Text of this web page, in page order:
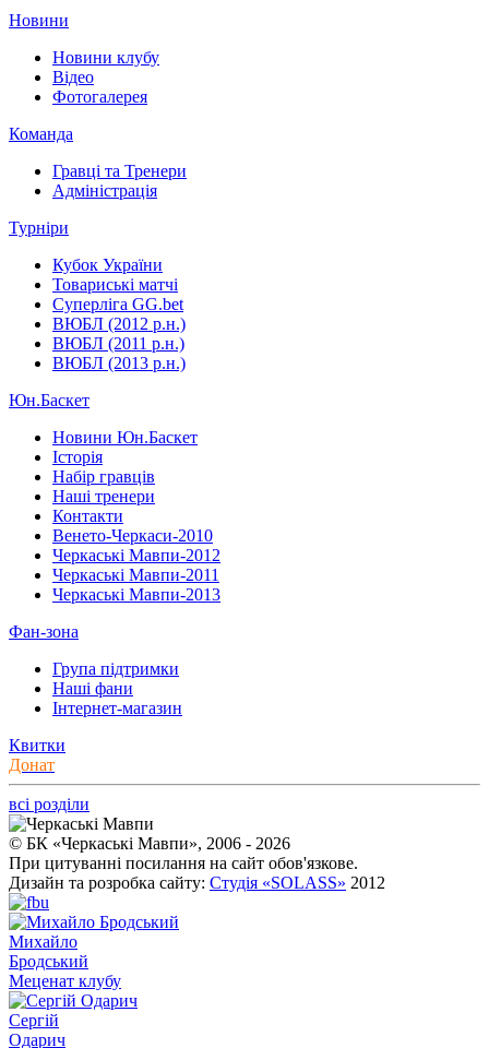
Новини
Новини клубу
Відео
Фотогалерея
Команда
Гравці та Тренери
Адміністрація
Турніри
Кубок України
Товариські матчі
Суперліга GG.bet
ВЮБЛ (2012 р.н.)
ВЮБЛ (2011 р.н.)
ВЮБЛ (2013 р.н.)
Юн.Баскет
Новини Юн.Баскет
Історія
Набір гравців
Наші тренери
Контакти
Венето-Черкаси-2010
Черкаські Мавпи-2012
Черкаські Мавпи-2011
Черкаські Мавпи-2013
Фан-зона
Група підтримки
Наші фани
Інтернет-магазин
Квитки
Донат
всі розділи
© БК «Черкаські Мавпи», 2006 - 2026
При цитуванні посилання на сайт обов'язкове.
Дизайн та розробка сайту: Студія «SOLASS» 2012
Михайло
Бродський
Меценат клубу
Сергій
Одарич